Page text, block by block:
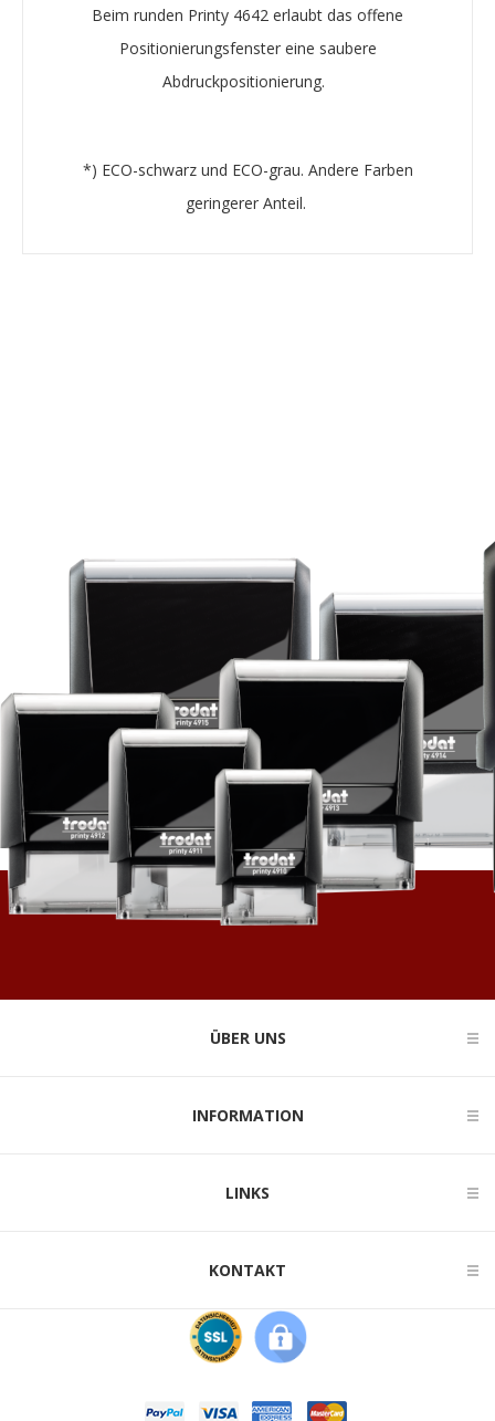
Beim runden Printy 4642 erlaubt das offene
Positionierungsfenster eine saubere
Abdruckpositionierung.
*) ECO-schwarz und ECO-grau. Andere Farben
geringerer Anteil. ​​
ÜBER UNS
INFORMATION
LINKS
KONTAKT